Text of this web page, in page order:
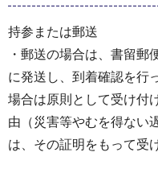
持参または郵送
・郵送の場合は、書留郵
に発送し、到着確認を行
場合は原則として受け付
由（災害等やむを得ない
は、その証明をもって受